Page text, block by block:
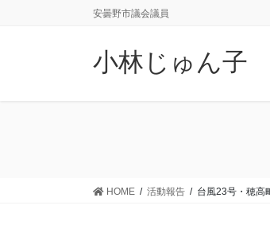
安曇野市議会議員
小林じゅん子
HOME 活動報告 台風23号・穂高